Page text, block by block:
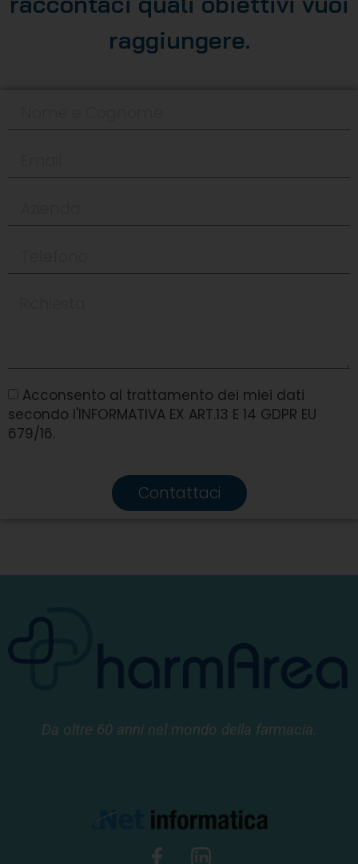
raggiungere.
Acconsento al trattamento dei miei dati
secondo l'INFORMATIVA EX ART.13 E 14 GDPR EU
679/16.
Contattaci
Da oltre 60 anni nel mondo della farmacia.